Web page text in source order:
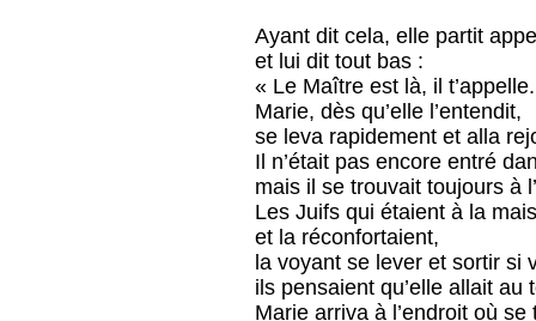
Ayant dit cela, elle partit
et lui dit tout bas :
« Le Maître est là, il
Marie, dès qu’elle l’entendit,
se leva rapidement et alla
Il n’était pas encore entré
mais il se trouvait toujours à
Les Juifs qui étaient à la
et la réconfortaient,
la voyant se lever et sortir si
ils pensaient qu’elle allait au
Marie arriva à l’endroit où